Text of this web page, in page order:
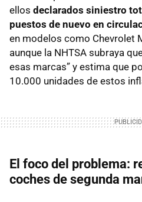
ellos declarados siniestro
puestos de nuevo en
en modelos como Chevrolet
aunque la NHTSA subraya
esas marcas” y estima que
10.000 unidades de estos
El foco del problema:
coches de segunda